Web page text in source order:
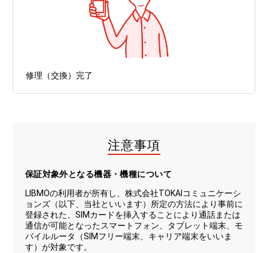
修理（交換）完了
注意事項
保証対象外となる機器・機種について
LIBMOの利用者が所有し、株式会社TOKAIコミュニケーシ
ョンズ（以下、当社といいます）所定の方法により事前に
登録された、SIMカードを挿入することにより通話または
通信が可能となったスマートフォン、タブレット端末、モ
バイルルータ（SIMフリー端末、キャリア端末をいいま
す）が対象です。